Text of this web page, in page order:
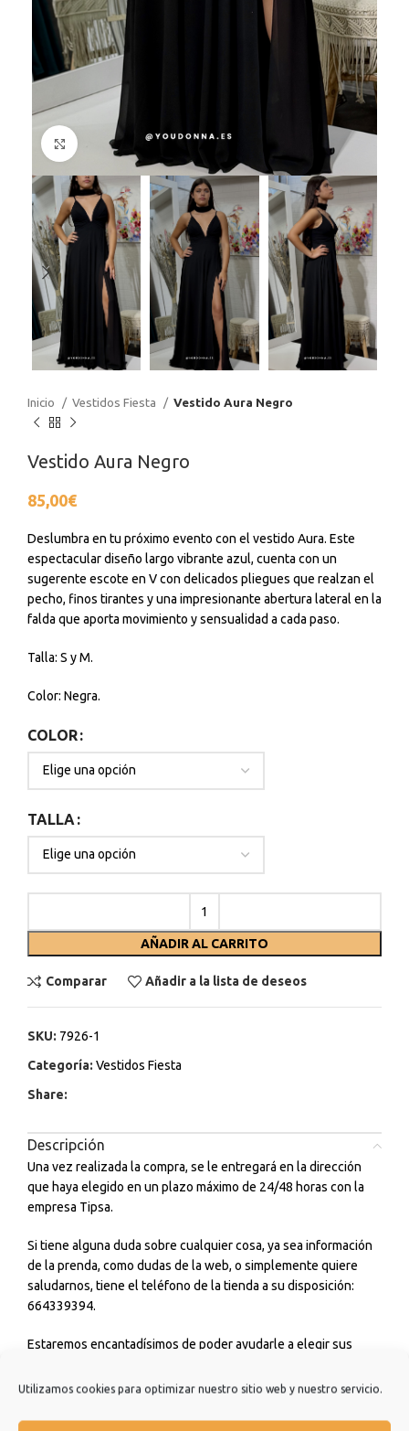
Utilizamos cookies para optimizar nuestro sitio web y nuestro servicio.
Haga Click para agrandar
Inicio Vestidos Fiesta Vestido Aura Negro
Vestido Aura Negro
85,00€
Deslumbra en tu próximo evento con el vestido Aura. Este
espectacular diseño largo vibrante azul, cuenta con un
sugerente escote en V con delicados pliegues que realzan el
pecho, finos tirantes y una impresionante abertura lateral en la
falda que aporta movimiento y sensualidad a cada paso.
Talla: S y M.
Color: Negra.
COLOR
TALLA
AÑADIR AL CARRITO
Comparar Añadir a la lista de deseos
SKU: 7926-1
Categoría: Vestidos Fiesta
Share:
Descripción
Una vez realizada la compra, se le entregará en la dirección
que haya elegido en un plazo máximo de 24/48 horas con la
empresa Tipsa.
Si tiene alguna duda sobre cualquier cosa, ya sea información
de la prenda, como dudas de la web, o simplemente quiere
saludarnos, tiene el teléfono de la tienda a su disposición:
664339394.
Estaremos encantadísimos de poder ayudarle a elegir sus
con amigos o incluso para cualquier ceremonia o evento que